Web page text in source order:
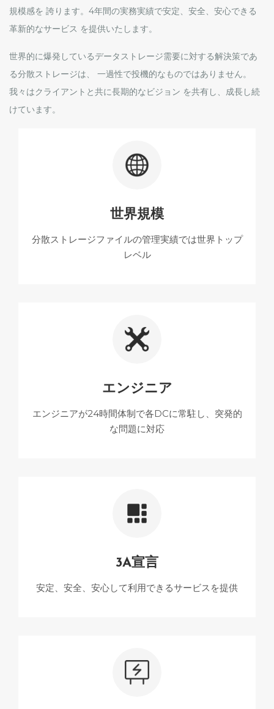
規模感を 誇ります。4年間の実務実績で安定、安全、安心できる
革新的なサービス を提供いたします。
世界的に爆発しているデータストレージ需要に対する解決策であ
る分散ストレージは、 一過性で投機的なものではありません。
我々はクライアントと共に長期的なビジョン を共有し、成長し続
けています。
世界規模
分散ストレージファイルの管理実績では世界トップ
レベル
エンジニア
エンジニアが24時間体制で各DCに常駐し、突発的
な問題に対応
3A宣言
安定、安全、安心して利用できるサービスを提供